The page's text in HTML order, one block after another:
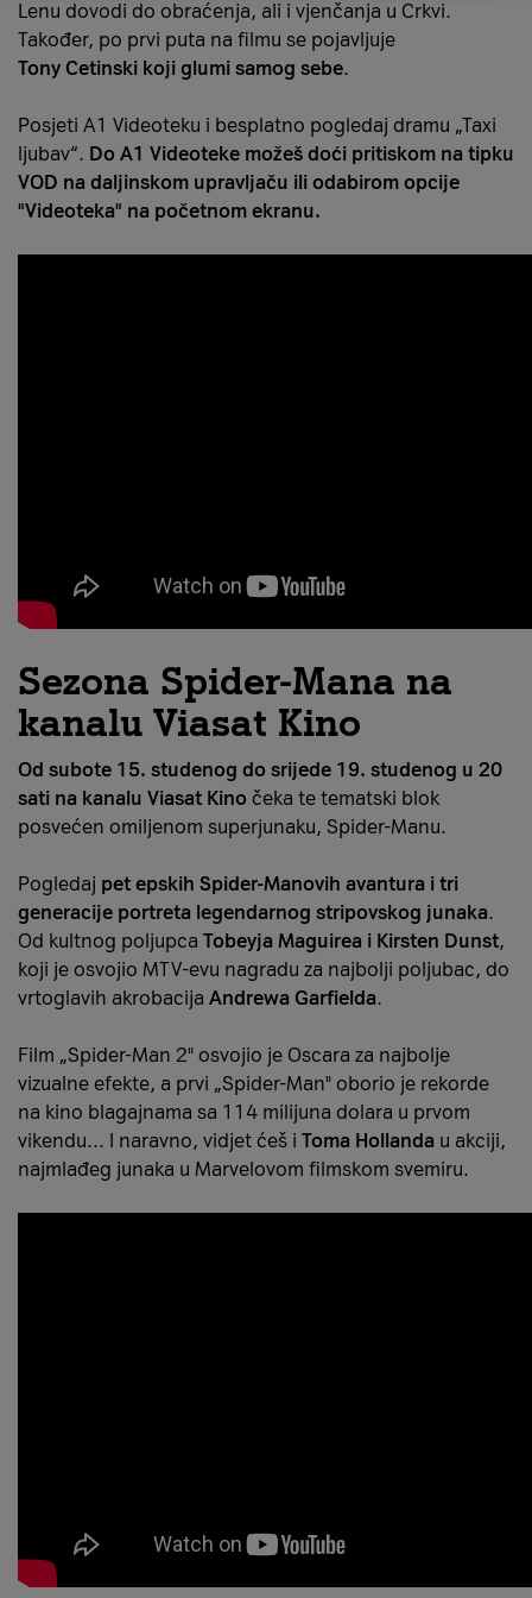
Lenu dovodi do obraćenja, ali i vjenčanja u Crkvi.
Također, po prvi puta na filmu se pojavljuje
Tony Cetinski koji glumi samog sebe.
Posjeti A1 Videoteku i besplatno pogledaj dramu „Taxi
ljubav“. Do A1 Videoteke možeš doći pritiskom na tipku
VOD na daljinskom upravljaču ili odabirom opcije
"Videoteka" na početnom ekranu.
Sezona Spider-Mana na
kanalu Viasat Kino
Od subote 15. studenog do srijede 19. studenog u 20
sati na kanalu Viasat Kino čeka te tematski blok
posvećen omiljenom superjunaku, Spider-Manu.
Pogledaj pet epskih Spider-Manovih avantura i tri
generacije portreta legendarnog stripovskog junaka.
Od kultnog poljupca Tobeyja Maguirea i Kirsten Dunst,
koji je osvojio MTV-evu nagradu za najbolji poljubac, do
vrtoglavih akrobacija Andrewa Garfielda.
Film „Spider-Man 2" osvojio je Oscara za najbolje
vizualne efekte, a prvi „Spider-Man" oborio je rekorde
na kino blagajnama sa 114 milijuna dolara u prvom
vikendu... I naravno, vidjet ćeš i Toma Hollanda u akciji,
najmlađeg junaka u Marvelovom filmskom svemiru.